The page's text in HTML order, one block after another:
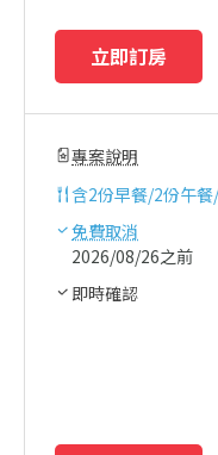
立即訂房
專案說明
含2份早餐/2份午
免費取消
2026/08/26之前
即時確認